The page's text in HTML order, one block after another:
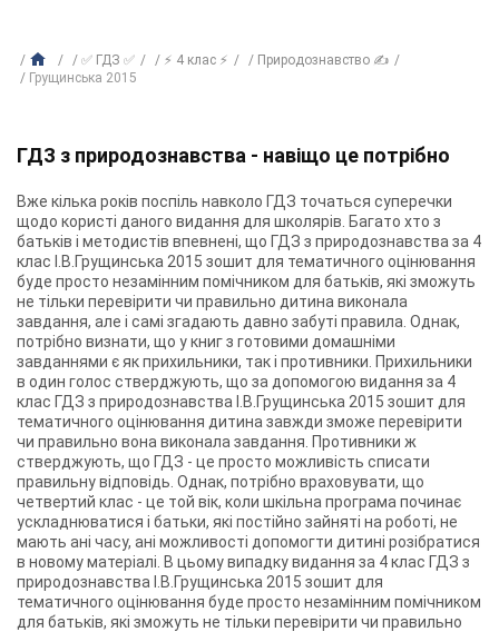
✅ ГДЗ ✅ ⚡ 4 клас ⚡
Природознавство ✍
Грущинська 2015
ГДЗ з природознавства - навіщо це потрібно
Вже кілька років поспіль навколо ГДЗ точаться суперечки
щодо користі даного видання для школярів. Багато хто з
батьків і методистів впевнені, що ГДЗ з природознавства за 4
клас І.В.Грущинська 2015 зошит для тематичного оцінювання
буде просто незамінним помічником для батьків, які зможуть
не тільки перевірити чи правильно дитина виконала
завдання, але і самі згадають давно забуті правила. Однак,
потрібно визнати, що у книг з готовими домашніми
завданнями є як прихильники, так і противники. Прихильники
в один голос стверджують, що за допомогою видання за 4
клас ГДЗ з природознавства І.В.Грущинська 2015 зошит для
тематичного оцінювання дитина завжди зможе перевірити
чи правильно вона виконала завдання. Противники ж
стверджують, що ГДЗ - це просто можливість списати
правильну відповідь. Однак, потрібно враховувати, що
четвертий клас - це той вік, коли шкільна програма починає
ускладнюватися і батьки, які постійно зайняті на роботі, не
мають ані часу, ані можливості допомогти дитині розібратися
в новому матеріалі. В цьому випадку видання за 4 клас ГДЗ з
природознавства І.В.Грущинська 2015 зошит для
тематичного оцінювання буде просто незамінним помічником
для батьків, які зможуть не тільки перевірити чи правильно